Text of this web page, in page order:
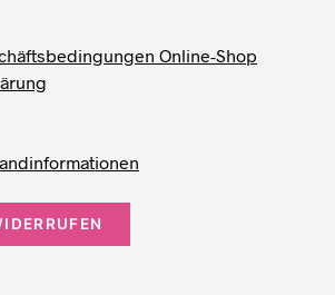
Online-Shop